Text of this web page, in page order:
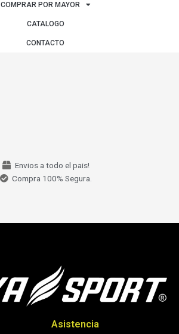
COMPRAR POR MAYOR
CATALOGO
CONTACTO
Envios a todo el pais!
Compra 100% Segura.
Asistencia